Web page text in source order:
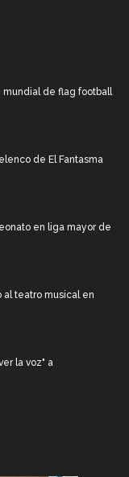
mundial de flag football
de El Fantasma
en liga mayor de
al teatro musical en
la voz" a